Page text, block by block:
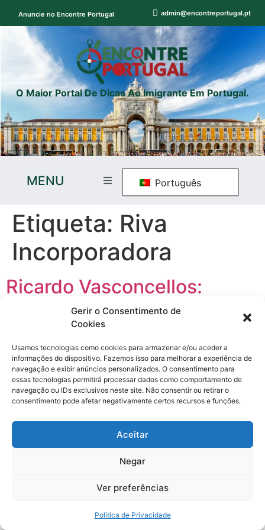
Gerir o Consentimento de
Cookies
Usamos tecnologias como cookies para armazenar e/ou aceder a
informações do dispositivo. Fazemos isso para melhorar a experiência de
navegação e exibir anúncios personalizados. O consentimento para
essas tecnologias permitirá processar dados como comportamento de
navegação ou IDs exclusivos neste site. Não consentir ou retirar o
consentimento pode afetar negativamente certos recursos e funções.
Aceitar
Negar
Ver preferências
Politica de Privacidade
Anuncie no Encontre Portugal admin@encontreportugal.pt
O Maior Portal De Dicas Ao Imigrante Em Portugal.
MENU Português
Etiqueta: Riva
Incorporadora
Ricardo Vasconcellos:
Consultor Imobiliário de
Imóveis no Brasil – Compra
e Venda
Ricardo Vasconcellos: O Consultor Imobiliário que Ajuda
Usados no Brasil. Lares com amor e experiências
positivas. Você está em Portugal, na Inglaterra, na Itália,
Europa ou mesmo em outro continente e sonha em ter
uma casa, um imóvel […]